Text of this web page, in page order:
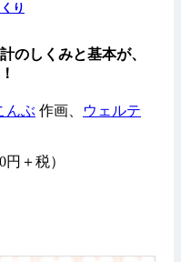
り
のしくみと基本が、
んぶ 作画、
ウェルテ
＋税）